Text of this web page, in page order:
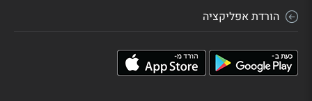
הורדת אפליקציה